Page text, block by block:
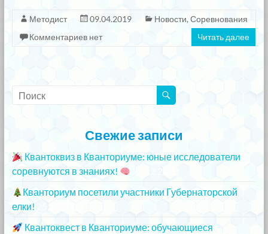
Методист 09.04.2019 Новости, Соревнования
Комментариев нет
Читать далее
Свежие записи
Квантоквиз в Кванториуме: юные исследователи
соревнуются в знаниях!
Кванториум посетили участники Губернаторской
елки!
Квантоквест в Кванториуме: обучающиеся